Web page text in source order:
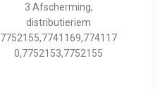
3 Afscherming,
distributieriem
7752155,7741169,774117
0,7752153,7752155